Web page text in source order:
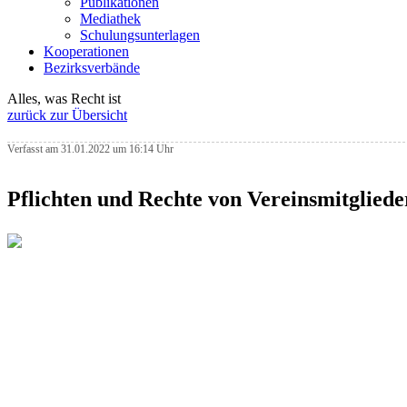
Mediathek
Schulungsunterlagen
Kooperationen
Bezirksverbände
Alles, was Recht ist
zurück zur Übersicht
Verfasst am 31.01.2022 um 16:14 Uhr
Pflichten und Rechte von